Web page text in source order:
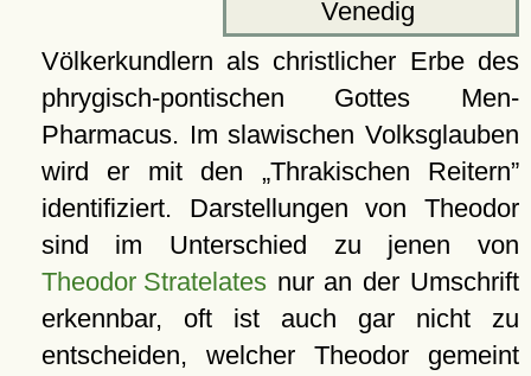
Venedig
Völkerkundlern als christlicher Erbe des
phrygisch-pontischen Gottes Men-
Pharmacus. Im slawischen Volksglauben
wird er mit den
Thrakischen Reitern
identifiziert. Darstellungen von Theodor
sind im Unterschied zu jenen von
Theodor Stratelatesnur an der Umschrift
erkennbar, oft ist auch gar nicht zu
entscheiden, welcher Theodor gemeint